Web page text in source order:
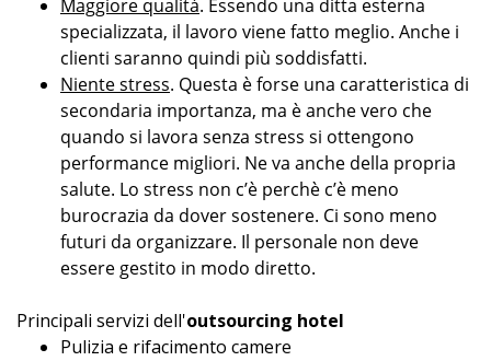
Maggiore qualità. Essendo una ditta esterna
specializzata, il lavoro viene fatto meglio. Anche i
clienti saranno quindi più soddisfatti.
Niente stress. Questa è forse una caratteristica di
secondaria importanza, ma è anche vero che
quando si lavora senza stress si ottengono
performance migliori. Ne va anche della propria
salute. Lo stress non c’è perchè c’è meno
burocrazia da dover sostenere. Ci sono meno
futuri da organizzare. Il personale non deve
essere gestito in modo diretto.
Principali servizi dell'outsourcing hotel
Pulizia e rifacimento camere